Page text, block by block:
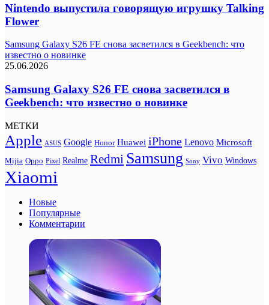
Nintendo выпустила говорящую игрушку Talking
Flower
Samsung Galaxy S26 FE снова засветился в Geekbench: что
известно о новинке
25.06.2026
Samsung Galaxy S26 FE снова засветился в
Geekbench: что известно о новинке
МЕТКИ
Apple ASUS Google Honor Huawei iPhone Lenovo Microsoft
Mijia Oppo Pixel Realme Redmi Samsung Sony Vivo Windows
Xiaomi
Новые
Популярные
Комментарии